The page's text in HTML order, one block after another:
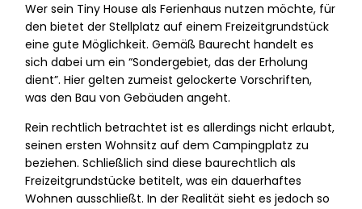
Wer sein Tiny House als Ferienhaus nutzen möchte, für
den bietet der Stellplatz auf einem Freizeitgrundstück
eine gute Möglichkeit. Gemäß Baurecht handelt es
sich dabei um ein “Sondergebiet, das der Erholung
dient”. Hier gelten zumeist gelockerte Vorschriften,
was den Bau von Gebäuden angeht.
Rein rechtlich betrachtet ist es allerdings nicht erlaubt,
seinen ersten Wohnsitz auf dem Campingplatz zu
beziehen. Schließlich sind diese baurechtlich als
Freizeitgrundstücke betitelt, was ein dauerhaftes
Wohnen ausschließt. In der Realität sieht es jedoch so